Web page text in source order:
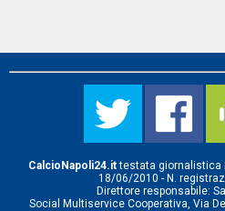
CalcioNapoli24.ittestata giornalistica
18/06/2010 - N.
Direttore responsabile:
Social Multiservice Cooperativa, Via